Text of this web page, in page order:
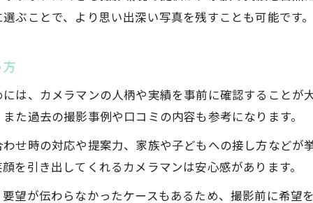
写真館出張撮影のメリットと注意点
写真館で家族写真を素敵に残すポイント
写真館のプロが伝授する衣装選びのヒント
思い出深い家族写真を写真館で撮る理由
ぶことで、より思い出深い写真を残すことも可能です
は、カメラマンの人柄や実績を事前に確認することが
た過去の撮影事例や口コミの内容も参考になります。
せ時の対応や提案力、家族や子どもへの接し方などが
を引き出してくれるカメラマンは安心感があります。
望が伝わらなかったケースもあるため、撮影前に希望